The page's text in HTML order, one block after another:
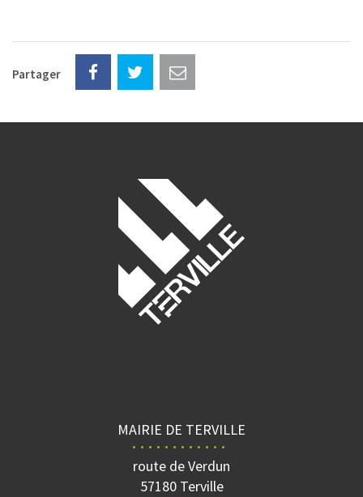
Partager
MAIRIE DE TERVILLE
route de Verdun
57180 Terville